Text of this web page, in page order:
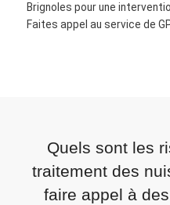
Brignoles pour une
Faites appel au service de
Quels sont les
traitement des
faire appel à